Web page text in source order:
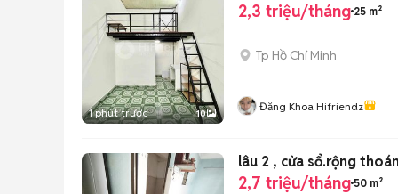
1 phút trước 10
2,3 triệu/tháng 25 m²
Tp Hồ Chí Minh
Đăng Khoa Hifriendz
lâu 2 , cửa sổ.rộng
2,7 triệu/tháng 50 m²